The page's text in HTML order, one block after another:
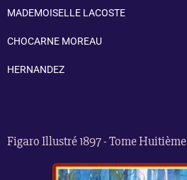
MADEMOISELLE LACOSTE
CHOCARNE MOREAU
HERNANDEZ
Figaro Illustré 1897 - Tome Huitième